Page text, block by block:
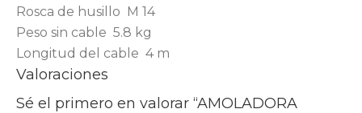
Rosca de husillo M 14
Peso sin cable 5.8 kg
Longitud del cable 4 m
Valoraciones
Sé el primero en valorar “AMOLADORA